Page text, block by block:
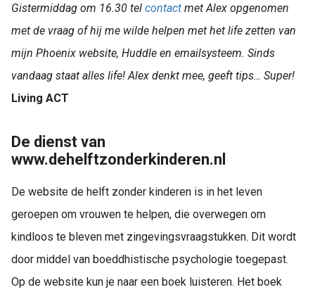
Gistermiddag om 16.30 tel contact met Alex opgenomen
met de vraag of hij me wilde helpen met het life zetten van
mijn Phoenix website, Huddle en emailsysteem. Sinds
vandaag staat alles life! Alex denkt mee, geeft tips… Super!
Living ACT
De dienst van
www.dehelftzonderkinderen.nl
De website de helft zonder kinderen is in het leven
geroepen om vrouwen te helpen, die overwegen om
kindloos te bleven met zingevingsvraagstukken. Dit wordt
door middel van boeddhistische psychologie toegepast.
Op de website kun je naar een boek luisteren. Het boek